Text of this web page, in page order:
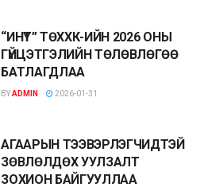
“ИНҮТ” ТӨХХК-ИЙН 2026 ОНЫ
ГҮЙЦЭТГЭЛИЙН ТӨЛӨВЛӨГӨӨ
БАТЛАГДЛАА
BYADMIN 2026-01-31
АГААРЫН ТЭЭВЭРЛЭГЧИДТЭЙ
ЗӨВЛӨЛДӨХ УУЛЗАЛТ
ЗОХИОН БАЙГУУЛЛАА